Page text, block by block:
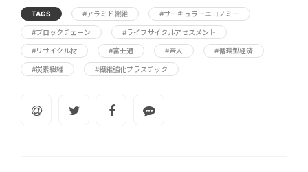
TAGS #アラミド繊維 #サーキュラーエコノミー
#ブロックチェーン #ライフサイクルアセスメント
#リサイクル材 #富士通 #帝人 #循環型経済
#炭素繊維 #繊維強化プラスチック